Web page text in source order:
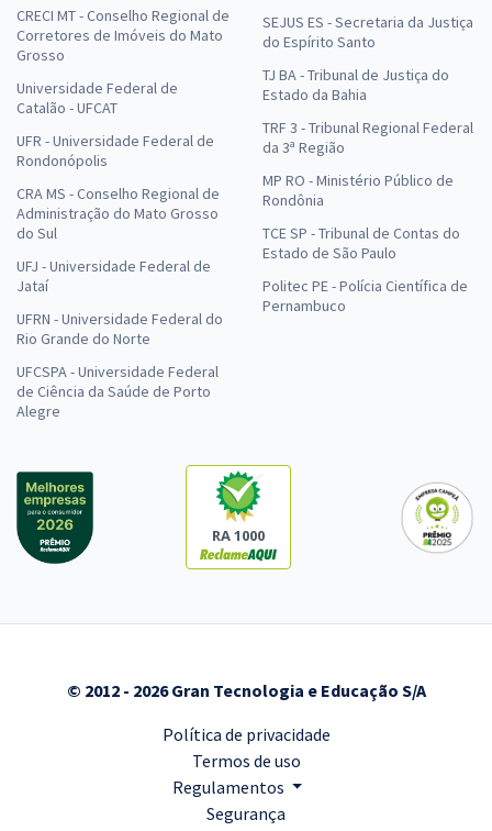
CRECI MT - Conselho Regional de
Corretores de Imóveis do Mato
Grosso
Universidade Federal de
Catalão - UFCAT
UFR - Universidade Federal de
Rondonópolis
CRA MS - Conselho Regional de
Administração do Mato Grosso
do Sul
UFJ - Universidade Federal de
Jataí
UFRN - Universidade Federal do
Rio Grande do Norte
UFCSPA - Universidade Federal
de Ciência da Saúde de Porto
Alegre
SEJUS ES - Secretaria da Justiça
do Espírito Santo
TJ BA - Tribunal de Justiça do
Estado da Bahia
TRF 3 - Tribunal Regional Federal
da 3ª Região
MP RO - Ministério Público de
Rondônia
TCE SP - Tribunal de Contas do
Estado de São Paulo
Politec PE - Polícia Científica de
Pernambuco
RA 1000
© 2012 - 2026 Gran Tecnologia e Educação S/A
Política de privacidade
Termos de uso
Regulamentos
Segurança